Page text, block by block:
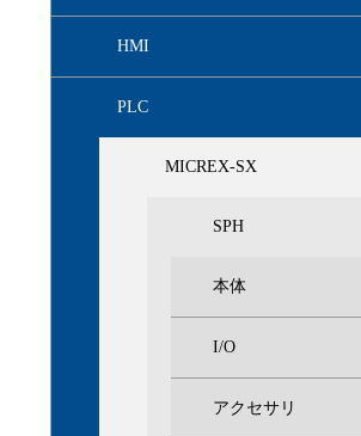
へ
へ
へ
HMI
PLC
MICREX-SX
SPH
本体
I/O
アクセサリ